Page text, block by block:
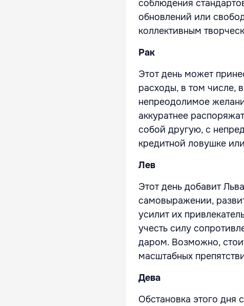
соблюдения
обновлений или
коллективным
Рак
Этот день может
расходы, в том числе,
непреодолимое
аккуратнее
собой другую, с
кредитной ловушке
Лев
Этот день добавит
самовыражении,
усилит их
учесть силу
даром. Возможно,
масштабных
Дева
Обстановка этого дня